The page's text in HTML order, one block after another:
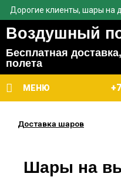
Дорогие клиенты, шары на
Воздушный
Бесплатная
полета
МЕНЮ
Доставка шаров
Шары на